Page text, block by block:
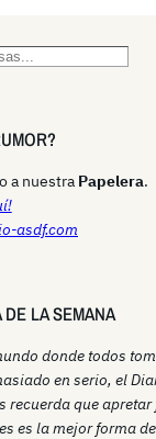
a nuestra Papelera.
asdf.com
DE LA SEMANA
donde todos
en serio, el
recuerda que apretar
es la mejor forma de